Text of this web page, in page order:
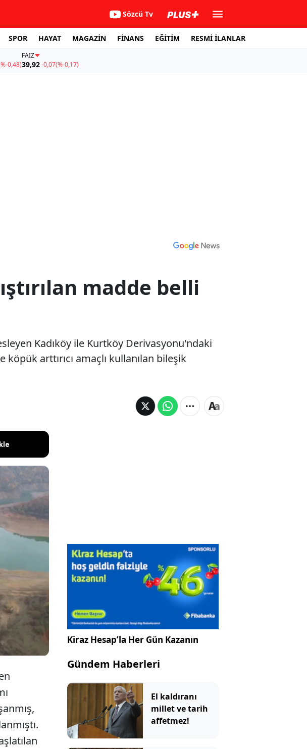
Sözcü Tv
SPOR HAYAT MAGAZİN FİNANS EĞİTİM RESMİ İLANLAR
0,48)
FAİZ
39,92-0,07(%-0,17)
madde belli
Kadıköy ile Kurtköy Derivasyonu'ndaki
arttırıcı amaçlı kullanılan bileşik
Kiraz Hesap’la Her Gün Kazanın
Gündem Haberleri
El kaldıranı
millet ve tarih
affetmez!